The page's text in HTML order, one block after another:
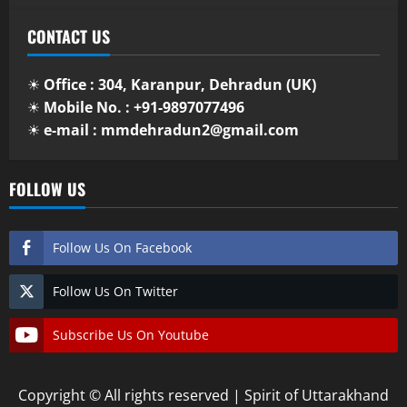
CONTACT US
☀ Office : 304, Karanpur, Dehradun (UK)
☀ Mobile No. : +91-9897077496
☀ e-mail : mmdehradun2@gmail.com
FOLLOW US
Follow Us On Facebook
Follow Us On Twitter
Subscribe Us On Youtube
Copyright © All rights reserved | Spirit of Uttarakhand